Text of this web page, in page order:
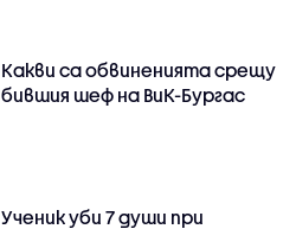
Какви са обвиненията срещу
бившия шеф на ВиК-Бургас
Ученик уби 7 души при